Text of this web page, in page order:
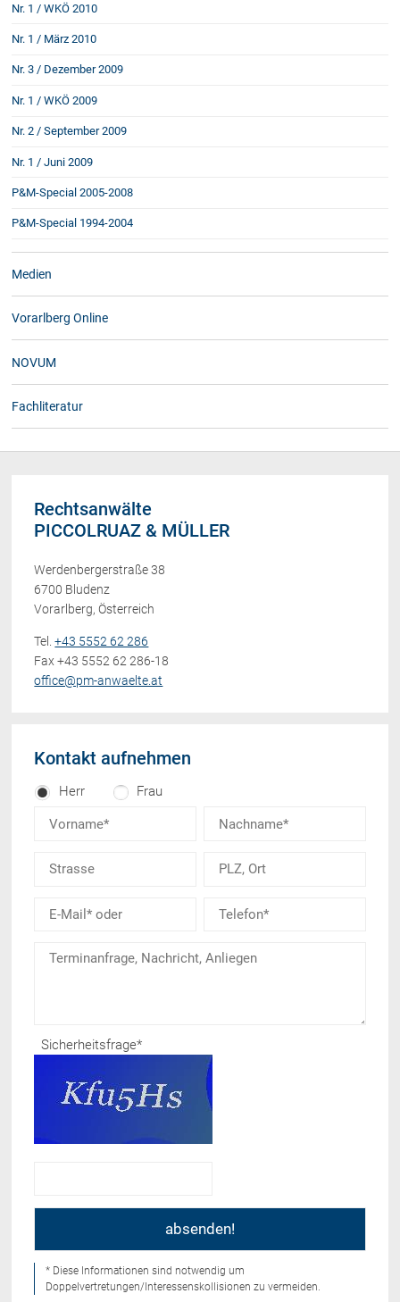
Nr. 1 / WKÖ 2010
Nr. 1 / März 2010
Nr. 3 / Dezember 2009
Nr. 1 / WKÖ 2009
Nr. 2 / September 2009
Nr. 1 / Juni 2009
P&M-Special 2005-2008
P&M-Special 1994-2004
Medien
Vorarlberg Online
NOVUM
Fachliteratur
Rechtsanwälte
PICCOLRUAZ & MÜLLER
Werdenbergerstraße 38
6700 Bludenz
Vorarlberg, Österreich
Tel.+43 5552 62 286
Fax +43 5552 62 286-18
office@pm-anwaelte.at
Kontakt aufnehmen
Herr Frau
Sicherheitsfrage*
* Diese Informationen sind notwendig um
Doppelvertretungen/Interessenskollisionen zu vermeiden.